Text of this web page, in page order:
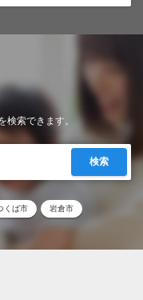
検索できます。
検索
くば市 岩倉市